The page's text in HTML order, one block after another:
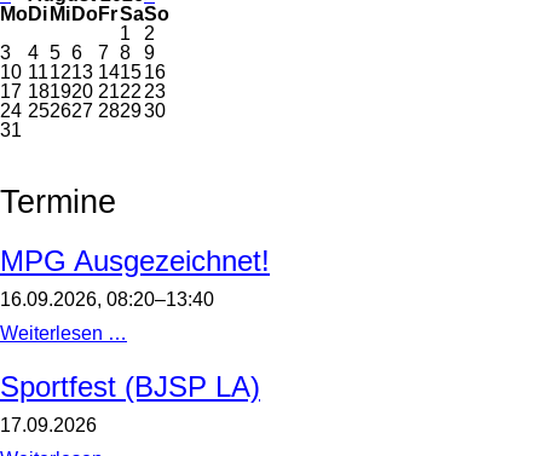
Montag
Dienstag
Mittwoch
Donnerstag
Freitag
Samstag
Sonntag
1
2
3
4 5 6 7 8
9
10 111213 141516
17 181920 2122 23
24 252627 282930
31
Termine
MPG Ausgezeichnet!
16.09.2026, 08:20–13:40
Weiterlesen …
Sportfest (BJSP LA)
17.09.2026